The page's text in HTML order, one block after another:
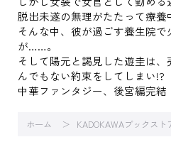
脱出未遂の無理がたたって療養
そんな中、彼が過ごす養生院
が……。
そして陽元と謁見した遊圭は
んでもない約束をしてしまい!?
中華ファンタジー、後宮編完結
ホーム KADOKAWAブックスト